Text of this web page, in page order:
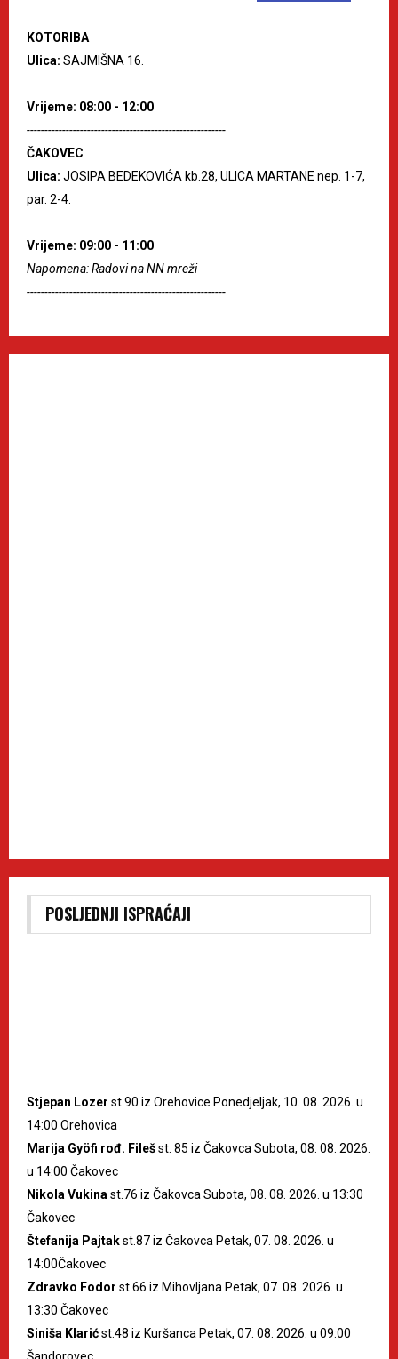
KOTORIBA
Ulica: SAJMIŠNA 16.
Vrijeme: 08:00 - 12:00
--------------------------------------------------------
ČAKOVEC
Ulica: JOSIPA BEDEKOVIĆA kb.28, ULICA MARTANE nep. 1-7,
par. 2-4.
Vrijeme: 09:00 - 11:00
Napomena: Radovi na NN mreži
--------------------------------------------------------
POSLJEDNJI ISPRAĆAJI
Stjepan Lozer st.90 iz Orehovice Ponedjeljak, 10. 08. 2026. u
14:00 Orehovica
Marija Gyöfi rođ. Filešst. 85 iz Čakovca Subota, 08. 08. 2026.
u 14:00 Čakovec
Nikola Vukinast.76 iz Čakovca Subota, 08. 08. 2026. u 13:30
Čakovec
Štefanija Pajtakst.87 iz Čakovca Petak, 07. 08. 2026. u
14:00Čakovec
Zdravko Fodor st.66 iz Mihovljana Petak, 07. 08. 2026. u
13:30 Čakovec
Siniša Klarićst.48 iz Kuršanca Petak, 07. 08. 2026. u 09:00